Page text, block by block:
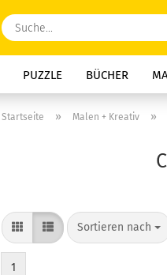
PUZZLE BÜCHER
Startseite » Malen + Kreativ »
Sortieren nach
Sortieren nach
1